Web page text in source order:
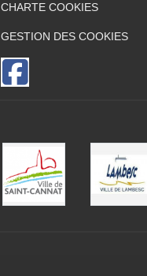
CHARTE COOKIES
GESTION DES COOKIES